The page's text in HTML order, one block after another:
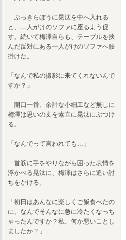
ぶっきらぼうに晃汰を中へ入れる
と、二人がけのソファに座るよう促
す。続いて梅澤自らも、テーブルを挟
んだ反対にある一人がけのソファへ腰
掛けた。
「なんで私の撮影に来てくれないんで
すか？」
開口一番、余計な小細工など無しに
梅澤は思いの丈を素直に晃汰にぶつけ
る。
「なんでって言われても…」
首筋に手をやりながら困った表情を
浮かべる晃汰に、梅澤はさらに追い討
ちをかける。
「初日はあんなに楽しくご飯食べたの
に、なんでそんなに急に冷たくなっち
ゃったんですか？私、何か悪いことし
ましたか？」